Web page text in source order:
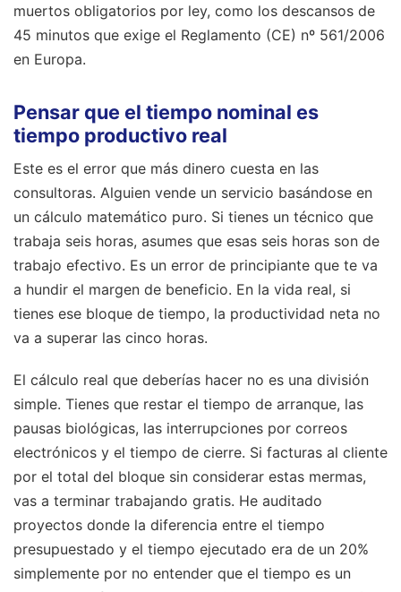
muertos obligatorios por ley, como los descansos de
45 minutos que exige el Reglamento (CE) nº 561/2006
en Europa.
Pensar que el tiempo nominal es
tiempo productivo real
Este es el error que más dinero cuesta en las
consultoras. Alguien vende un servicio basándose en
un cálculo matemático puro. Si tienes un técnico que
trabaja seis horas, asumes que esas seis horas son de
trabajo efectivo. Es un error de principiante que te va
a hundir el margen de beneficio. En la vida real, si
tienes ese bloque de tiempo, la productividad neta no
va a superar las cinco horas.
El cálculo real que deberías hacer no es una división
simple. Tienes que restar el tiempo de arranque, las
pausas biológicas, las interrupciones por correos
electrónicos y el tiempo de cierre. Si facturas al cliente
por el total del bloque sin considerar estas mermas,
vas a terminar trabajando gratis. He auditado
proyectos donde la diferencia entre el tiempo
presupuestado y el tiempo ejecutado era de un 20%
simplemente por no entender que el tiempo es un